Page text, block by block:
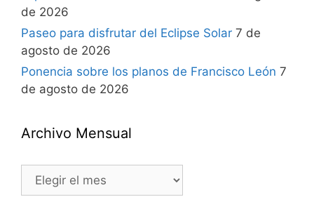
de 2026
Paseo para disfrutar del Eclipse Solar 7 de
agosto de 2026
Ponencia sobre los planos de Francisco León 7
de agosto de 2026
Archivo Mensual